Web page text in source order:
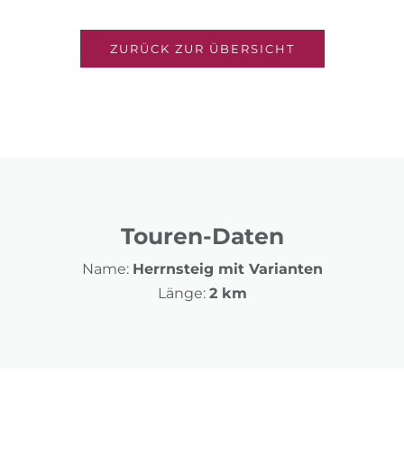
ZURÜCK ZUR ÜBERSICHT
Touren-Daten
Name: Herrnsteig mit Varianten
Länge: 2 km